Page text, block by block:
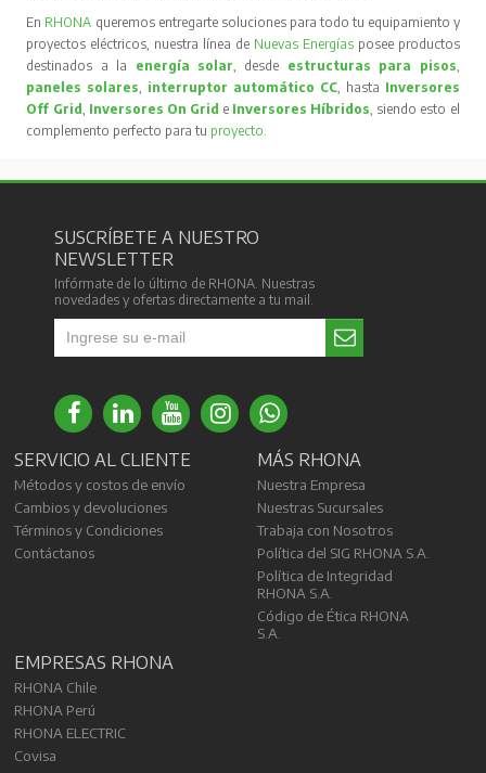
En RHONA queremos entregarte soluciones para todo tu equipamiento y
proyectos eléctricos, nuestra línea de Nuevas Energíasposee productos
destinados a la energía solar, desde estructuras para pisos,
paneles solares, interruptor automático CC, hasta Inversores
Off Grid, Inversores On Grid e Inversores Híbridos, siendo esto el
complemento perfecto para tu proyecto.
SUSCRÍBETE A NUESTRO
NEWSLETTER
Infórmate de lo último de RHONA. Nuestras
novedades y ofertas directamente a tu mail.
SERVICIO AL CLIENTE
Métodos y costos de envío
Cambios y devoluciones
Términos y Condiciones
Contáctanos
MÁS RHONA
Nuestra Empresa
Nuestras Sucursales
Trabaja con Nosotros
Política del SIG RHONA S.A.
Política de Integridad
RHONA S.A.
Código de Ética RHONA
S.A.
EMPRESAS RHONA
RHONA Chile
RHONA Perú
RHONA ELECTRIC
Covisa